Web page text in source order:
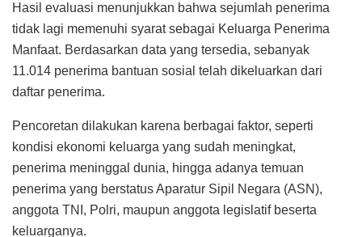
Hasil evaluasi menunjukkan bahwa sejumlah penerima
tidak lagi memenuhi syarat sebagai Keluarga Penerima
Manfaat. Berdasarkan data yang tersedia, sebanyak
11.014 penerima bantuan sosial telah dikeluarkan dari
daftar penerima.
Pencoretan dilakukan karena berbagai faktor, seperti
kondisi ekonomi keluarga yang sudah meningkat,
penerima meninggal dunia, hingga adanya temuan
penerima yang berstatus Aparatur Sipil Negara (ASN),
anggota TNI, Polri, maupun anggota legislatif beserta
keluarganya.